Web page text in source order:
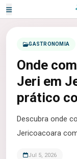
GASTRONOMIA
Onde
Jeri em
prático
Descubra onde
Jericoacoara
Jul 5, 2026